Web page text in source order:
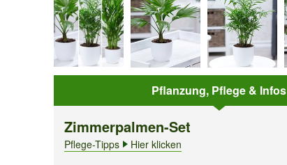
Pflanzung, Pflege & Infos
Zimmerpalmen-Set
Pflege-Tipps Hier klicken